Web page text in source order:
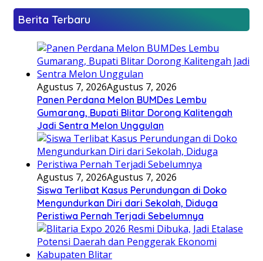
Berita Terbaru
Agustus 7, 2026Agustus 7, 2026
Panen Perdana Melon BUMDes Lembu
Gumarang, Bupati Blitar Dorong Kalitengah
Jadi Sentra Melon Unggulan
Agustus 7, 2026Agustus 7, 2026
Siswa Terlibat Kasus Perundungan di Doko
Mengundurkan Diri dari Sekolah, Diduga
Peristiwa Pernah Terjadi Sebelumnya